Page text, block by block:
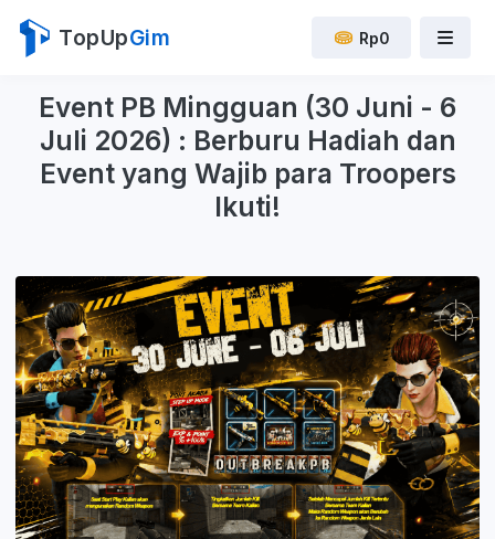
TopUpGim Rp0
Event PB Mingguan (30 Juni - 6
Juli 2026) : Berburu Hadiah dan
Event yang Wajib para Troopers
Ikuti!